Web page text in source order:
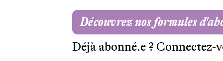
Découvrez nos formules
Déjà abonné.e ? Connectez-